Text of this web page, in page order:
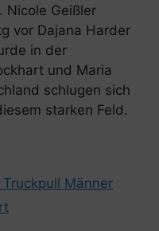
Nicole Geißler
vor Dajana Harder
in der
und Maria
schlugen sich
starken Feld.
Männer